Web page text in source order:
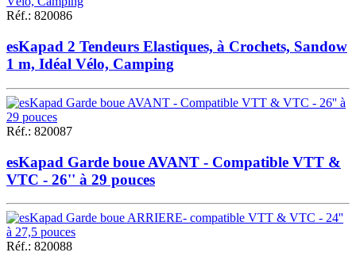
Réf.: 820086
esKapad 2 Tendeurs Elastiques, à Crochets, Sandow
1 m, Idéal Vélo, Camping
Réf.: 820087
esKapad Garde boue AVANT - Compatible VTT &
VTC - 26'' à 29 pouces
Réf.: 820088